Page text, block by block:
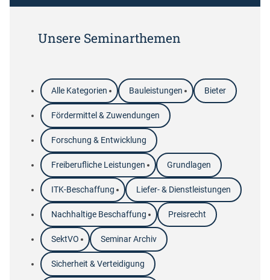
h
Unsere Seminarthemen
Alle Kategorien Bauleistungen Bieter
Fördermittel & Zuwendungen
Forschung & Entwicklung
Freiberufliche Leistungen Grundlagen
ITK-Beschaffung Liefer- & Dienstleistungen
Nachhaltige Beschaffung Preisrecht
SektVO Seminar Archiv
Sicherheit & Verteidigung